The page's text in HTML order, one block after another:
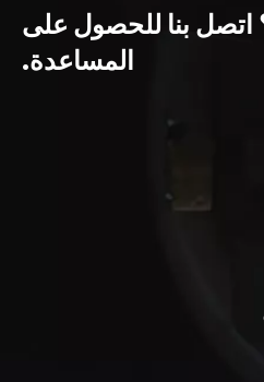
اتصل بنا للحصول على
المساعدة.